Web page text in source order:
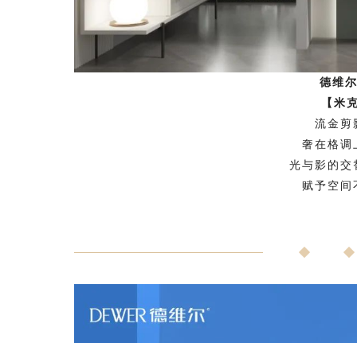
德维
【米
流金剪
奢在格调
光与影的交
赋予空间